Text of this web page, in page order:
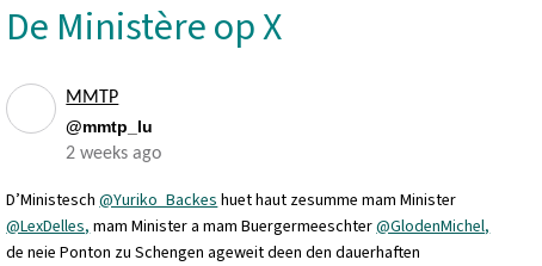
De Ministère op X
MMTP
@mmtp_lu
2 weeks ago
D’Ministesch@Yuriko_Backes huet haut zesumme mam Minister
@LexDelles, mam Minister a mam Buergermeeschter@GlodenMichel,
de neie Ponton zu Schengen ageweit deen den dauerhaften